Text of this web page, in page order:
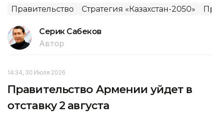
Правительство Стратегия «Казахстан-2050»
Серик Сабеков
Автор
14:34, 30 Июля 2026
Правительство Армении уйдет в
отставку 2 августа